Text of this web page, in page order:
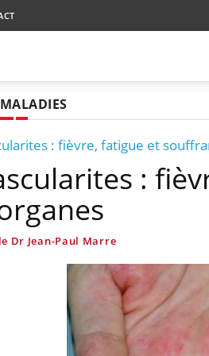
: fièvre, fatigue et
:
le Dr Jean-Paul Marre